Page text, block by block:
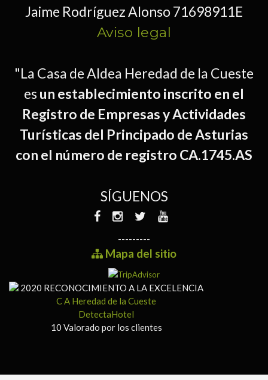
Jaime Rodríguez Alonso 71698911E
Aviso legal
"La Casa de Aldea Heredad de la Cueste
es un establecimiento inscrito en el
Registro de Empresas y Actividades
Turísticas del Principado de Asturias
con el número de registro CA.1745.AS
SÍGUENOS
---------
Mapa del sitio
2020 RECONOCIMIENTO A LA EXCELENCIA
C A Heredad de la Cueste
DetectaHotel
10 Valorado por los clientes